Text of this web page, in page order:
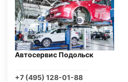
Автосервис Подольск
+7 (495) 128-01-88